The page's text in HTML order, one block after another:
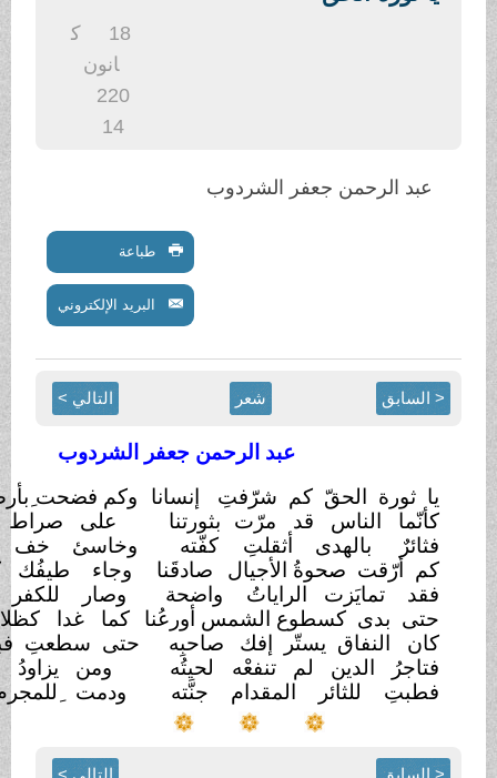
جعفر الشردوب
شعر التالي >
عبد الرحمن جعفر الشردوب
الحقّ كم شرّفتِ إنسانا
قد مرّتبثورتنا
أثقلتِ كفّته
الأجيال
صادقَنا
الراياتُ واضحة
الشمس أورعُنا
يستّر إفكصاحبِه
لم تنفعْه لحيتُه
المقدام جنَّته
وكم فضحت ِبأرض الشام شيطانا
على صراط به تمتازُ أوزانا
وخاسئ خف مقدارا
وميزانا
وجاء طيفُك كالفاروقبرهانا
وصار للكفر والإسلام ألوانا
كما غدا كظلام الليل
أشقانا
حتى سطعتِ فبان الإفك عُريانا
ومن يزاودُ في وطنيّة
ودمت ِللمجرم الشبّيحنيرانا